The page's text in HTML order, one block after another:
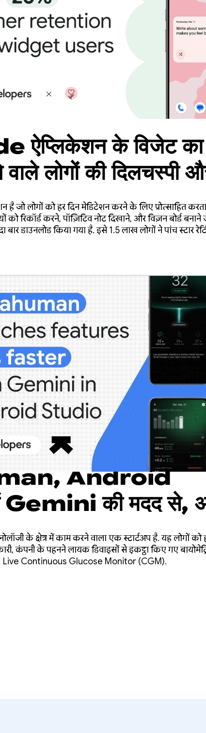
के विजेट का
लोगों की दिलचस्पी
की बढ़ोतरी हुई
जो लोगों को हर दिन मेडिटेशन करने के लिए प्रोत्साहित
को रिकॉर्ड करने, पॉज़िटिव नोट दिखाने, और विज़न बोर्ड
डाउनलोड किया गया है. इसे 1.5 लाख लोगों ने पांच स्टार
गई हैं.
Android
की मदद से,
तेज़ी से लॉन्च करता है
के क्षेत्र में काम करने वाला एक स्टार्टअप है. यह लोगों
कंपनी के पहनने लायक डिवाइसों से इकट्ठा किए गए
Live Continuous Glucose Monitor (CGM).